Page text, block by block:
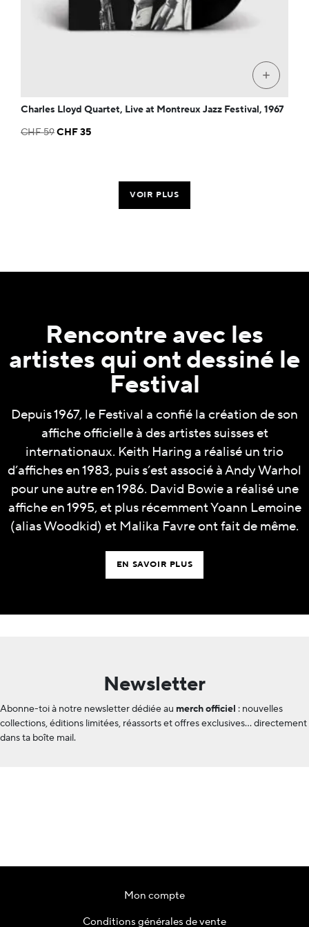
+
Charles Lloyd Quartet, Live at Montreux Jazz Festival, 1967
CHF59Le
CHF35Le
VOIR PLUS
Rencontre avec les
artistes qui ont dessiné le
Festival
Depuis 1967, le Festival a confié la création de son
affiche officielle à des artistes suisses et
internationaux. Keith Haring a réalisé un trio
d’affiches en 1983, puis s’est associé à Andy Warhol
pour une autre en 1986. David Bowie a réalisé une
affiche en 1995, et plus récemment Yoann Lemoine
(alias Woodkid) et Malika Favre ont fait de même.
EN SAVOIR PLUS
Newsletter
Abonne-toi à notre newsletter dédiée au merch officiel : nouvelles
collections, éditions limitées, réassorts et offres exclusives… directement
dans ta boîte mail.
Mon compte
Conditions générales de vente